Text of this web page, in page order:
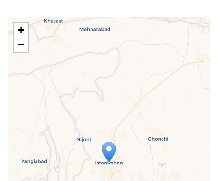
Travelers' Map wird geladen …
Wenn du dies siehst, nachdem deine
Seite vollständig geladen wurde,
fehlen leafletJS-Dateien.
+
−